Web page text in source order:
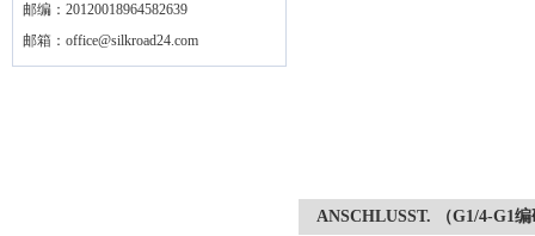
邮编：20120018964582639
邮箱： office@silkroad24.com
ANSCHLUSST. （G1/4-G1